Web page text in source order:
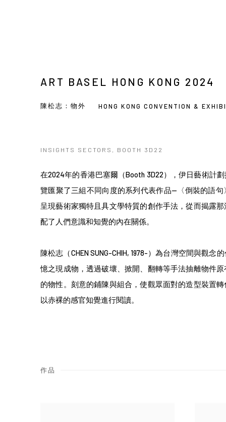
ART BASEL HONG KONG 2024
陳松志：物外 HONG KONG CONVENTION &
INSIGHTS SECTORS, BOOTH 3D22
在2024年的香港巴塞爾（Booth 3D22），伊日藝術計
覽匯聚了三組不同向度的系列代表作品--〈倒裝的語
呈現藝術家獨特且具文學特質的創作手法，從而揭露
配了人們意識和知覺的內在關係。
陳松志（CHEN SUNG-CHIH, 1978-）為台灣空間與觀
憶之現成物，透過破壞、掀開、翻轉等手法抽離物件
的物性。刻意的鋪陳與組合，使觀眾面對的造型裝置
以赤裸的感官知覺進行閱讀。
作品